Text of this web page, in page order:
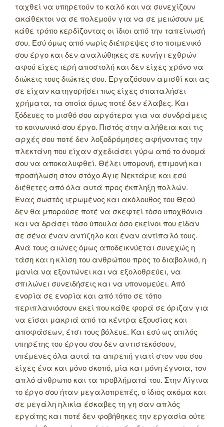
ταχθεί να υπηρετούν το καλό και να συνεχίζουν
ακάθεκτοι να σε πολεμούν για να σε μειώσουν με
κάθε τρόπο κερδίζοντας οι ίδιοι από την ταπείνωσή
σου. Εσύ όμως από νωρίς διέπρεψες στο ποιμενικό
σου έργο και δεν αναλώθηκες σε κυνήγι εχθρών
αφού είχες ιερή αποστολή και δεν είχες χρόνο να
διώκεις τους διώκτες σου. Εργαζόσουν αμισθί και ας
σε είχαν κατηγορήσει πως είχες σπαταλήσει
χρήματα, τα οποία όμως ποτέ δεν έλαβες. Και
ξόδευες το μισθό σου αργότερα για να συνδράμεις
το κοινωνικό σου έργο. Πιστός στην αλήθεια και τις
αρχές σου ποτέ δεν λοξοδρόμησες αφήνοντας την
πλεκτάνη που είχαν σχεδιάσει γύρω από το όνομά
σου να αποκαλυφθεί. Θέλει υπομονή, επιμονή και
προσήλωση στον στόχο Άγιε Νεκτάριε και εσύ
διέθετες από όλα αυτά προς έκπληξη πολλών.
Ένας σωστός ιερωμένος και ακόλουθος του Θεού
δεν θα μπορούσε ποτέ να σκεφτεί τόσο υποχθόνια
και να δράσει τόσο ύπουλα όσο εκείνοι που είδαν
σε σένα έναν αντίζηλο και έναν αντίπαλό τους.
Ανά τους αιώνες όμως αποδεικνύεται συνεχώς η
τάση και η κλίση του ανθρώπου προς το διαβολικό, η
μανία να εξοντώνει και να εξολοθρεύει, να
σπιλώνει συνειδήσεις και να υπονομεύει. Από
ενορία σε ενορία και από τόπο σε τόπο
περιπλανιόσουν εκεί που κάθε φορά σε όριζαν για
να είσαι μακριά από τα κέντρα εξουσίας και
αποφάσεων, έτσι τους βόλευε. Και εσύ ως απλός
υπηρέτης του έργου σου δεν αντιστεκόσουν,
υπέμενες όλα αυτά τα απρεπή γιατί στον νου σου
είχες ένα και μόνο σκοπό, μία και μόνη έγνοια, τον
απλό άνθρωπο και τα προβλήματά του. Στην Αίγινα
το έργο σου ήταν μεγαλοπρεπές, ο ίδιος ακόμα και
σε μεγάλη ηλικία έσκαβες τη γη σαν απλός
εργάτης και ποτέ δεν φοβήθηκες την εργασία ούτε